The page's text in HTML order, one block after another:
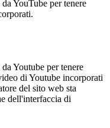
YouTube per tenere
Youtube per tenere
di Youtube incorporati
del sito web sta
dell'interfaccia di